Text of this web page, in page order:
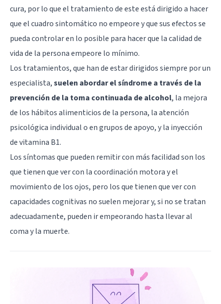
cura, por lo que el tratamiento de este está dirigido a hacer
que el cuadro sintomático no empeore y que sus efectos se
pueda controlar en lo posible para hacer que la calidad de
vida de la persona empeore lo mínimo.
Los tratamientos, que han de estar dirigidos siempre por un
especialista,suelen abordar el síndrome a través de la
prevención de la toma continuada de alcohol, la mejora
de los hábitos alimenticios de la persona, la atención
psicológica individual o en grupos de apoyo, y la inyección
de vitamina B1.
Los síntomas que pueden remitir con más facilidad son los
que tienen que ver con la coordinación motora y el
movimiento de los ojos, pero los que tienen que ver con
capacidades cognitivas no suelen mejorar y, si no se tratan
adecuadamente, pueden ir empeorando hasta llevar al
coma y la muerte.